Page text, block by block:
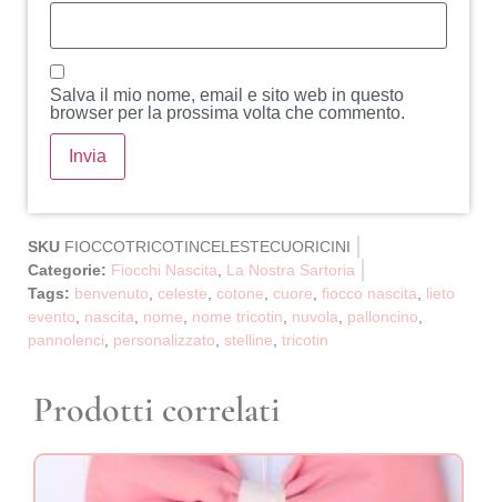
Salva il mio nome, email e sito web in questo
browser per la prossima volta che commento.
SKU FIOCCOTRICOTINCELESTECUORICINI
Categorie: Fiocchi Nascita
La Nostra Sartoria
Tags: benvenuto celeste cotone cuore fiocco nascita
lieto
evento
nascita nome nome tricotin nuvola palloncino
pannolenci
personalizzato stelline tricotin
Prodotti correlati